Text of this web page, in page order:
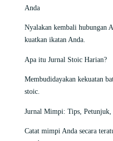
Anda
Nyalakan kembali hubungan
kuatkan ikatan Anda.
Apa itu Jurnal Stoic Harian?
Membudidayakan kekuatan
stoic.
Jurnal Mimpi: Tips, Petunjuk,
Catat mimpi Anda secara